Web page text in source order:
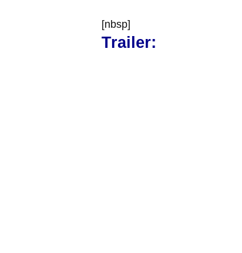
[nbsp]
Trailer: